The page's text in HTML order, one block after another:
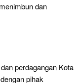
dan
perdagangan Kota
pihak